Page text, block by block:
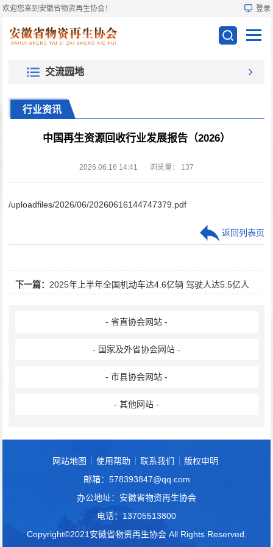
欢迎您来到安徽省物资再生协会！ 登录
交流园地
行业资讯
中国再生资源回收行业发展报告（2026）
2026.06.16 14:41 浏览量： 137
/uploadfiles/2026/06/20260616144747379.pdf
下一篇： 2025年上半年全国机动车达4.6亿辆 驾驶人达5.5亿人
返回列表页
- 省直协会网站 -
- 国家及外省协会网站 -
- 市县协会网站 -
- 其他网站 -
网站地图 使用帮助 联系我们
版权申明
邮箱：578393847@qq.com
办公地址：安徽省物资再生协会
电话：13705513800
Copyright©2021安徽省物资再生协会 All Rights Reserved.